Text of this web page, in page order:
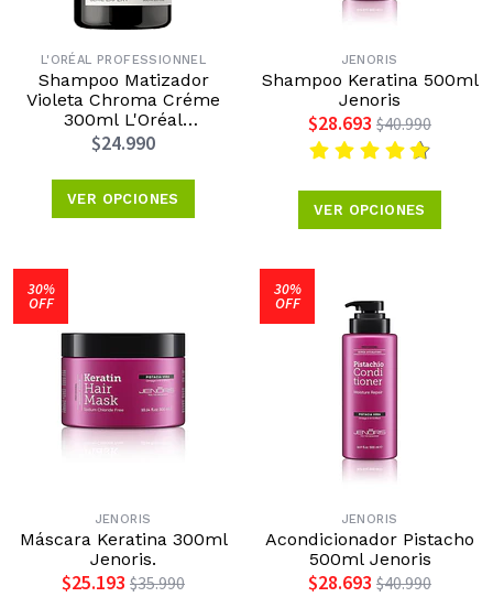
L'ORÉAL PROFESSIONNEL
Shampoo Matizador
Violeta Chroma Créme
300ml L'Oréal
Professionnel
$24.990
VER OPCIONES
JENORIS
Shampoo Keratina 500ml
Jenoris
$28.693 $40.990
VER OPCIONES
30%
OFF
JENORIS
Máscara Keratina 300ml
Jenoris.
$25.193 $35.990
30%
OFF
JENORIS
Acondicionador Pistacho
500ml Jenoris
$28.693 $40.990